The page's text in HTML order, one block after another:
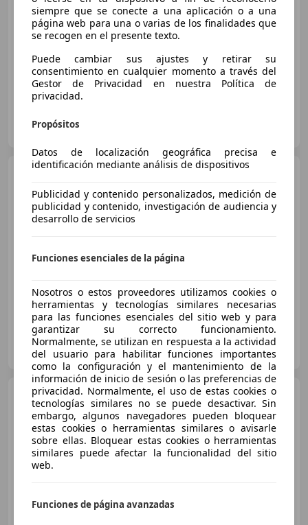
€ 5.900
Sincomparación
03/2003 295.000 km Gasolina 255 kW (347 CV)
Los Alcazares Car & Caravan Repair
ES-30710 LOS ALCAZARES
BMW X5 4.4i Aut.
TALLERES AUTOCENTER LOS MONTESINOS
ES-3187 LOS MONTESINOS
BMW X5 xDrive 25dA
€ 17.790
08/2014 161.898 km Diésel
siempre que se conecte a una aplicación o a una
página web para una o varias de los finalidades que
se recogen en el presente texto.
Puede cambiar sus ajustes y retirar su
consentimiento en cualquier momento a través del
Gestor de Privacidad en nuestra Política de
privacidad.
Propósitos
Datos de localización geográfica precisa e
identificación mediante análisis de dispositivos
Publicidad y contenido personalizados, medición de
publicidad y contenido, investigación de audiencia y
desarrollo de servicios
Funciones esenciales de la página
Nosotros o estos proveedores utilizamos cookies o
herramientas y tecnologías similares necesarias
para las funciones esenciales del sitio web y para
garantizar su correcto funcionamiento.
Normalmente, se utilizan en respuesta a la actividad
del usuario para habilitar funciones importantes
como la configuración y el mantenimiento de la
información de inicio de sesión o las preferencias de
privacidad. Normalmente, el uso de estas cookies o
tecnologías similares no se puede desactivar. Sin
embargo, algunos navegadores pueden bloquear
estas cookies o herramientas similares o avisarle
sobre ellas. Bloquear estas cookies o herramientas
similares puede afectar la funcionalidad del sitio
web.
Funciones de página avanzadas